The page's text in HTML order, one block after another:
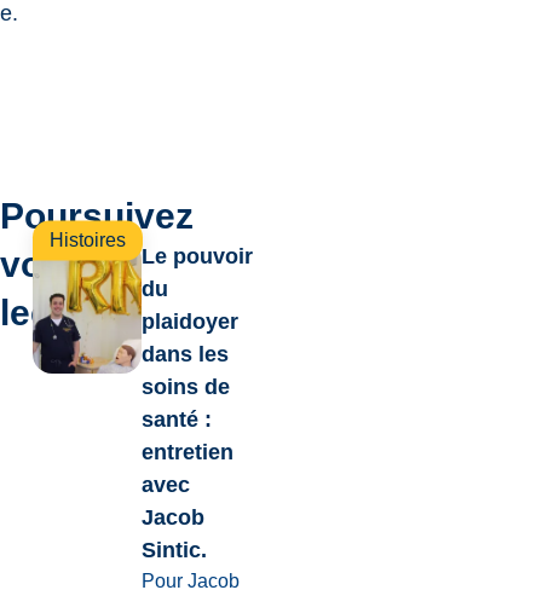
Poursuivez
votre
lecture
Histoires
Le pouvoir
du
plaidoyer
dans les
soins de
santé :
entretien
avec
Jacob
Sintic.
Pour Jacob